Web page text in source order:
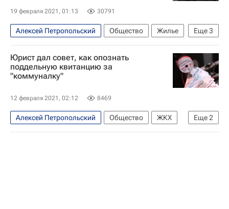
19 февраля 2021, 01:13 30791
Еще3
Алексей Петропольский Общество
Жилье
Банки
Ипотека Россия
Юрист дал совет, как опознать
поддельную квитанцию за
"коммуналку"
12 февраля 2021, 02:12 8469
Еще2
Алексей Петропольский Общество
ЖКХ
Россия
Urvista